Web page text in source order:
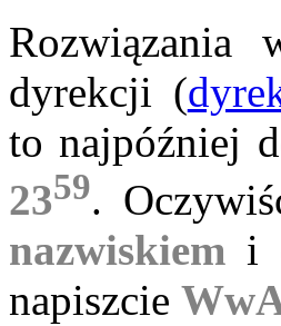
Rozwiązania
dyrekcji (
to najpóźniej
2359.
nazwiskiem i
napiszcie